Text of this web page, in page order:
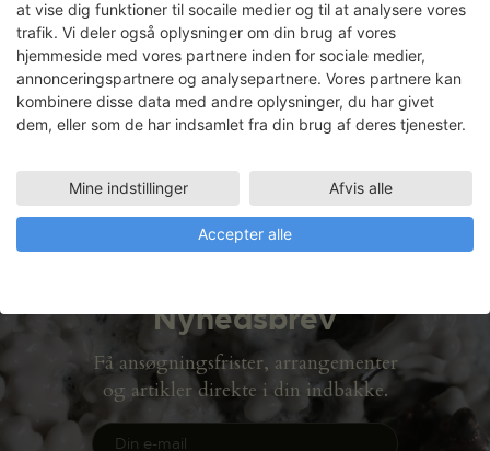
gå ind i det pædagogiske rum for
voksen-barn relationen. I dette mellemrum
skaber hun dynamikker, hvor hun
sammen med børn i 2. klasse udvikler det
sanselige sprog omkring følelser, krop…
Læs mere
LÆS MERE
Nyhedsbrev
Få ansøgningsfrister, arrangementer
og artikler direkte i din indbakke.
at vise dig funktioner til socaile medier og til at analysere vores
trafik. Vi deler også oplysninger om din brug af vores
hjemmeside med vores partnere inden for sociale medier,
annonceringspartnere og analysepartnere. Vores partnere kan
kombinere disse data med andre oplysninger, du har givet
dem, eller som de har indsamlet fra din brug af deres tjenester.
Mine indstillinger Afvis alle
Accepter alle